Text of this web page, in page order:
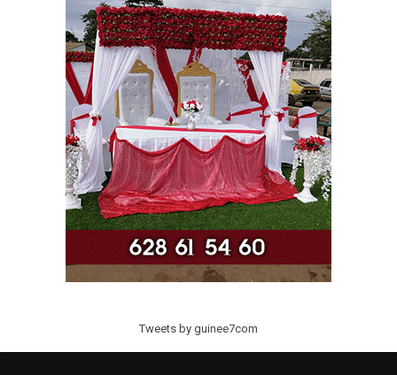
Tweets by guinee7com